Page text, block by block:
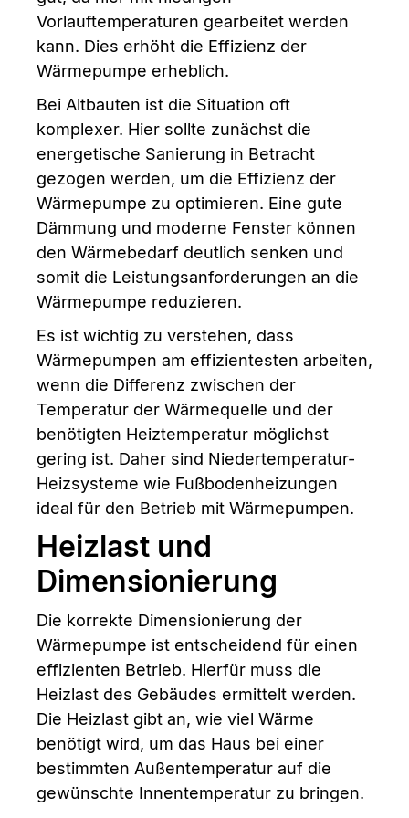
Vorlauftemperaturen gearbeitet werden
kann. Dies erhöht die Effizienz der
Wärmepumpe erheblich.
Bei Altbauten ist die Situation oft
komplexer. Hier sollte zunächst die
energetische Sanierung in Betracht
gezogen werden, um die Effizienz der
Wärmepumpe zu optimieren. Eine gute
Dämmung und moderne Fenster können
den Wärmebedarf deutlich senken und
somit die Leistungsanforderungen an die
Wärmepumpe reduzieren.
Es ist wichtig zu verstehen, dass
Wärmepumpen am effizientesten arbeiten,
wenn die Differenz zwischen der
Temperatur der Wärmequelle und der
benötigten Heiztemperatur möglichst
gering ist. Daher sind Niedertemperatur-
Heizsysteme wie Fußbodenheizungen
ideal für den Betrieb mit Wärmepumpen.
Heizlast und
Dimensionierung
Die korrekte Dimensionierung der
Wärmepumpe ist entscheidend für einen
effizienten Betrieb. Hierfür muss die
Heizlast des Gebäudes ermittelt werden.
Die Heizlast gibt an, wie viel Wärme
benötigt wird, um das Haus bei einer
bestimmten Außentemperatur auf die
gewünschte Innentemperatur zu bringen.